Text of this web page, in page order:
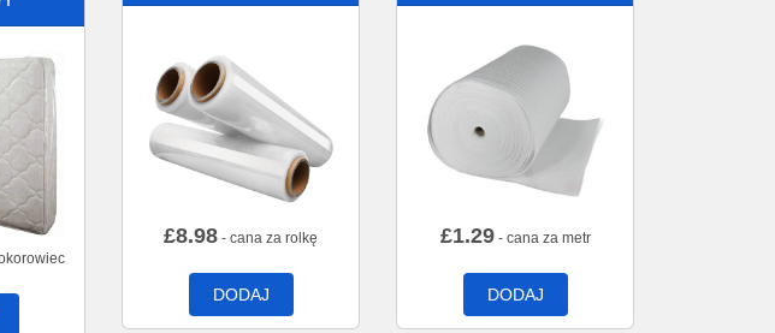
£8.98 - cana za rolkę
DODAJ
£1.29- cana za metr
DODAJ